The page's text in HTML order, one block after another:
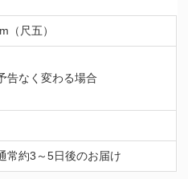
（尺五）
告なく変わる場合
常約3～5日後のお届け